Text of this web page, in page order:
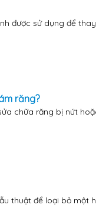
được sử dụng để
răng?
chữa răng bị nứt
thuật để loại bỏ một